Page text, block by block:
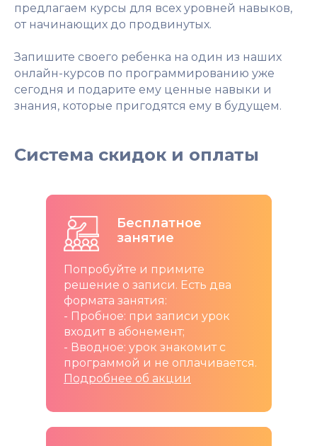
предлагаем курсы для всех уровней навыков,
от начинающих до продвинутых.
Запишите своего ребенка на один из наших
онлайн-курсов по программированию уже
сегодня и подарите ему ценные навыки и
знания, которые пригодятся ему в будущем.
Система скидок и оплаты
Попробуйте и примите
решение о записи. Есть два
формата занятия:
- Пробное: при записи урок
входит в абонемент;
- Вводное: урок знакомит с
программой и не оплачивается.
Подробнее об акции
Бесплатное
занятие